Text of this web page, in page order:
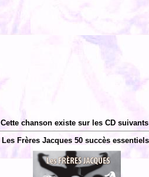
Cette chanson existe sur les CD
Les Frères Jacques 50 succès